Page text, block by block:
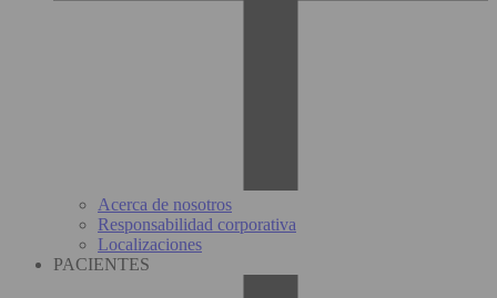
Acerca de nosotros
Responsabilidad corporativa
Localizaciones
PACIENTES